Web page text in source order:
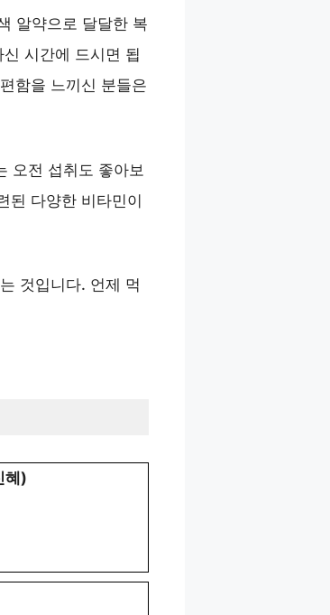
알약으로 달달한 복
시간에 드시면 됩
함을 느끼신 분들은
오전 섭취도 좋아보
된 다양한 비타민이
것입니다. 언제 먹
혜)